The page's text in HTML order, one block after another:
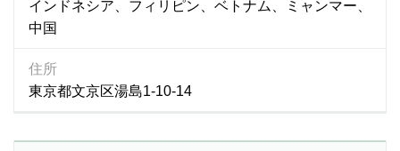
インドネシア、フィリピン、ベトナム、ミャンマー、
中国
住所
東京都文京区湯島1-10-14